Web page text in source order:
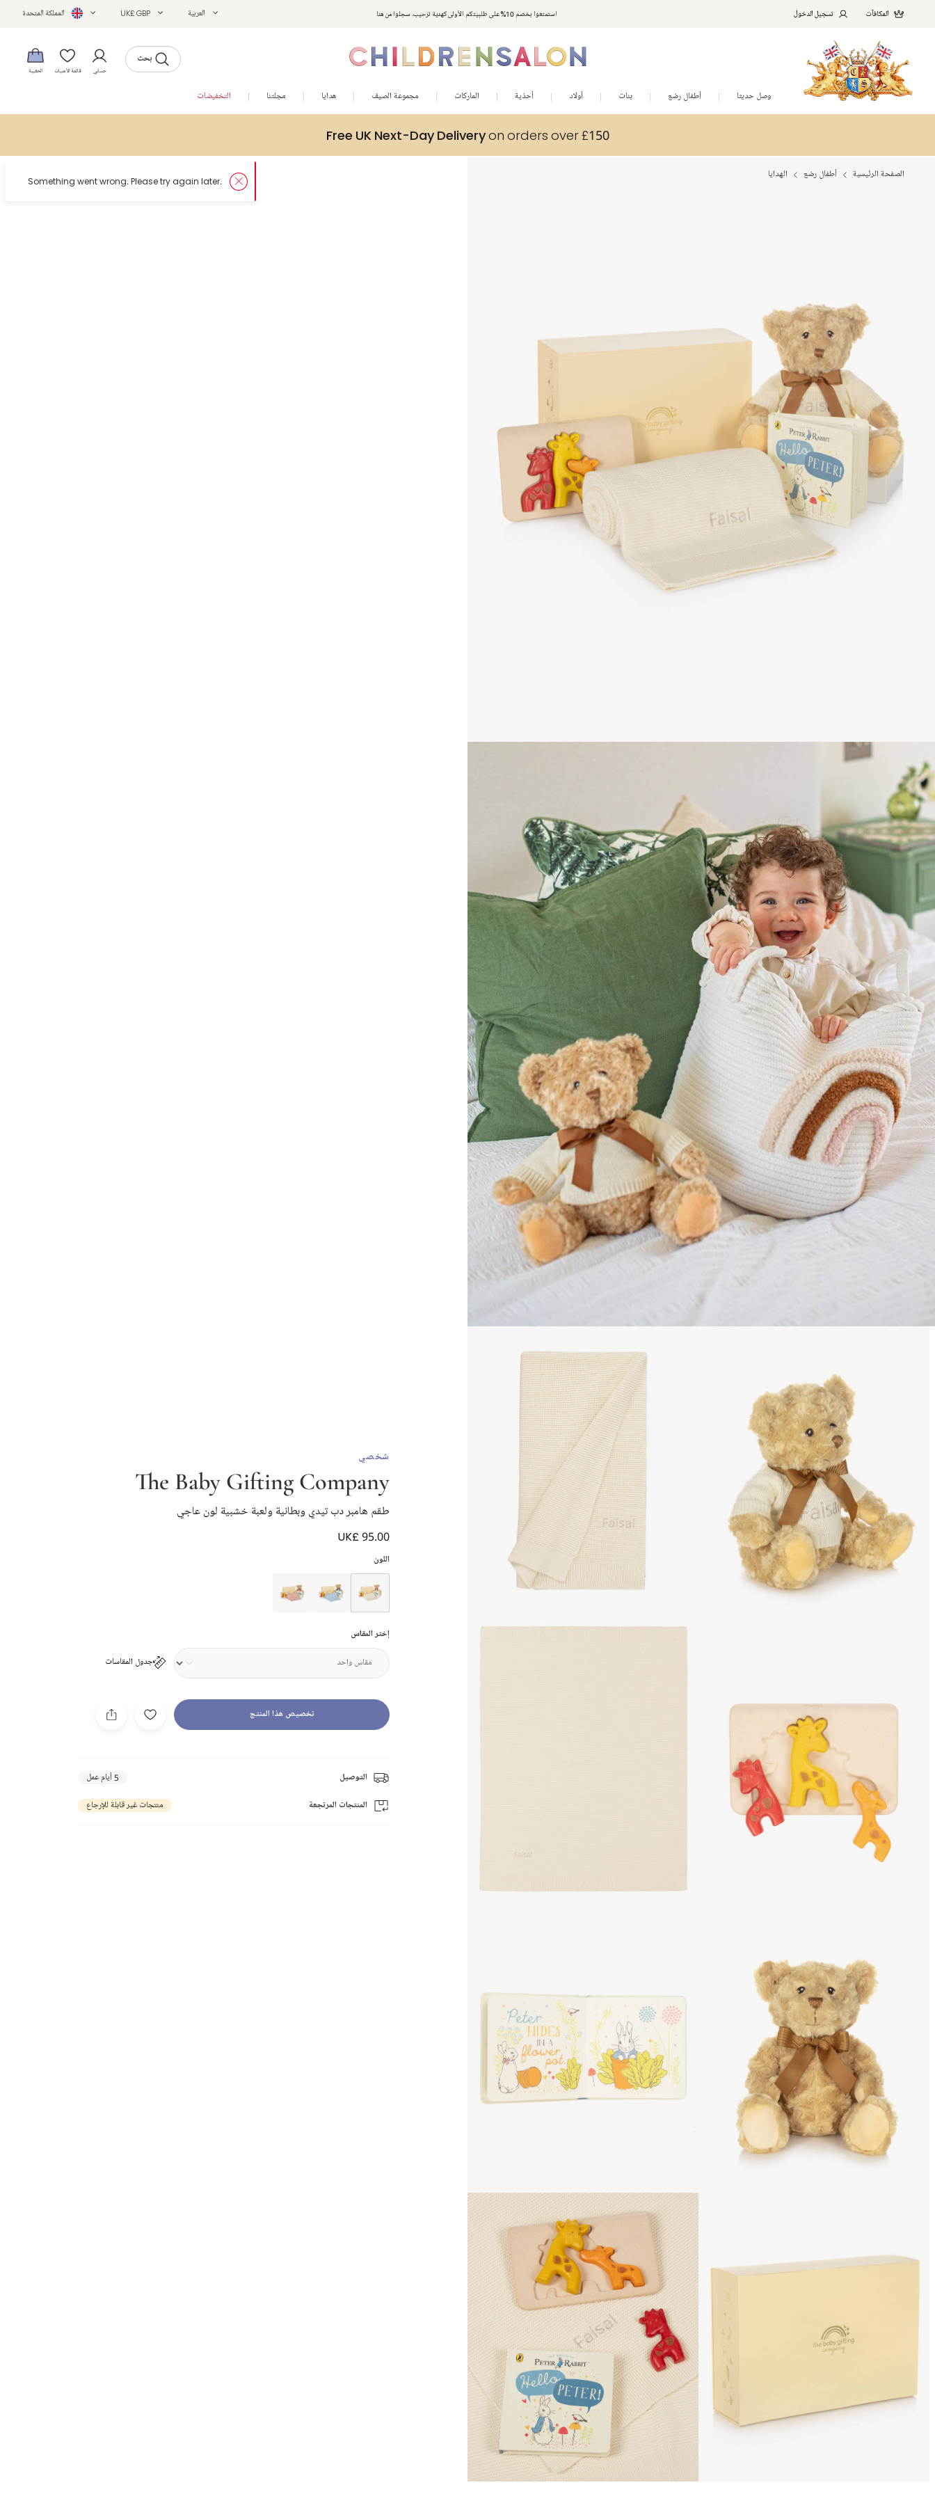
استمتعوا بخصم 10% على طلبيتكم الأولى كهدية ترحيب. سجلوا من هنا المكافآت تسجيل الدخول العربية UK£ GBP المملكة المتحدة
بحث
حسابي قائمة الأمنيات الحقيبة
وصل حديثا أطفال رضع بنات أولاد أحذية الماركات مجموعة الصيف هدايا مجلتنا التخفيضات
Free UK Next-Day Deliveryon orders over £150
الصفحة الرئيسية أطفال رضع الهدايا
شخصي
The Baby Gifting Company
طقم هامبر دب تيدي وبطانية ولعبة خشبية لون عاجي
UK£ 95.00
اللون
إختر المقاس
جدول المقاسات
تخصيص هذا المنتج
التوصيل 5 أيام عمل
المنتجات المرتجعة منتجات غير قابلة للإرجاع